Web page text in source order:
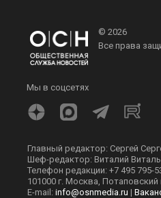
© 2026
Все права
Мы в соцсетях
Главный редактор: Сергей
Шеф-редактор: Виталий
Телефон редакции: +7 495 795-
101000 г. Москва, Потаповский
E-mail: info@osnmedia.ru |